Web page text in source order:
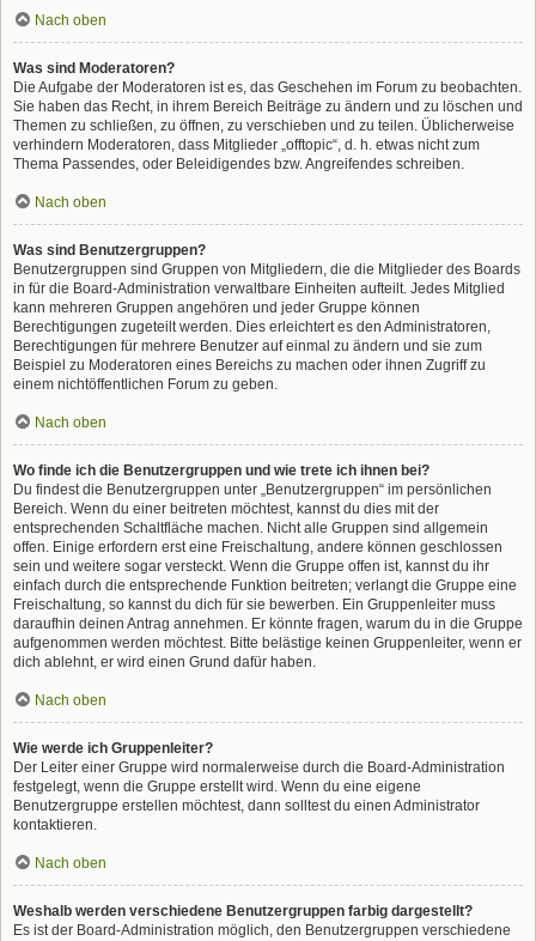
Nach oben
Was sind Moderatoren?
Die Aufgabe der Moderatoren ist es, das Geschehen im Forum zu beobachten.
Sie haben das Recht, in ihrem Bereich Beiträge zu ändern und zu löschen und
Themen zu schließen, zu öffnen, zu verschieben und zu teilen. Üblicherweise
verhindern Moderatoren, dass Mitglieder „offtopic“, d. h. etwas nicht zum
Thema Passendes, oder Beleidigendes bzw. Angreifendes schreiben.
Nach oben
Was sind Benutzergruppen?
Benutzergruppen sind Gruppen von Mitgliedern, die die Mitglieder des Boards
in für die Board-Administration verwaltbare Einheiten aufteilt. Jedes Mitglied
kann mehreren Gruppen angehören und jeder Gruppe können
Berechtigungen zugeteilt werden. Dies erleichtert es den Administratoren,
Berechtigungen für mehrere Benutzer auf einmal zu ändern und sie zum
Beispiel zu Moderatoren eines Bereichs zu machen oder ihnen Zugriff zu
einem nichtöffentlichen Forum zu geben.
Nach oben
Wo finde ich die Benutzergruppen und wie trete ich ihnen bei?
Du findest die Benutzergruppen unter „Benutzergruppen“ im persönlichen
Bereich. Wenn du einer beitreten möchtest, kannst du dies mit der
entsprechenden Schaltfläche machen. Nicht alle Gruppen sind allgemein
offen. Einige erfordern erst eine Freischaltung, andere können geschlossen
sein und weitere sogar versteckt. Wenn die Gruppe offen ist, kannst du ihr
einfach durch die entsprechende Funktion beitreten; verlangt die Gruppe eine
Freischaltung, so kannst du dich für sie bewerben. Ein Gruppenleiter muss
daraufhin deinen Antrag annehmen. Er könnte fragen, warum du in die Gruppe
aufgenommen werden möchtest. Bitte belästige keinen Gruppenleiter, wenn er
dich ablehnt, er wird einen Grund dafür haben.
Nach oben
Wie werde ich Gruppenleiter?
Der Leiter einer Gruppe wird normalerweise durch die Board-Administration
festgelegt, wenn die Gruppe erstellt wird. Wenn du eine eigene
Benutzergruppe erstellen möchtest, dann solltest du einen Administrator
kontaktieren.
Nach oben
Weshalb werden verschiedene Benutzergruppen farbig dargestellt?
Es ist der Board-Administration möglich, den Benutzergruppen verschiedene